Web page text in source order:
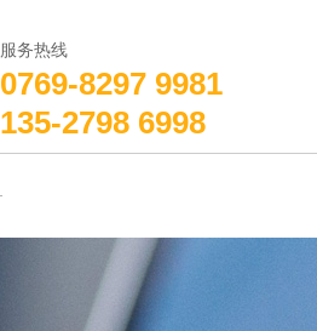
服务热线
0769-8297 9981
135-2798 6998